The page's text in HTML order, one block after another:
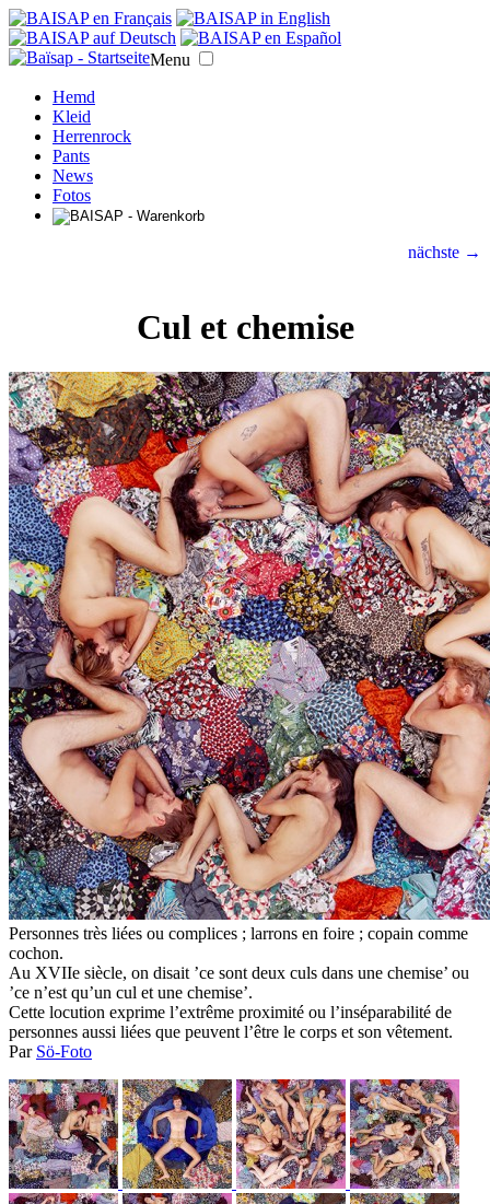
Menu
Hemd
Kleid
Herrenrock
Pants
News
Fotos
nächste →
Cul et chemise
Personnes très liées ou complices ; larrons en foire ; copain comme
cochon.
Au XVIIe siècle, on disait ’ce sont deux culs dans une chemise’ ou
’ce n’est qu’un cul et une chemise’.
Cette locution exprime l’extrême proximité ou l’inséparabilité de
personnes aussi liées que peuvent l’être le corps et son vêtement.
Par Sö-Foto